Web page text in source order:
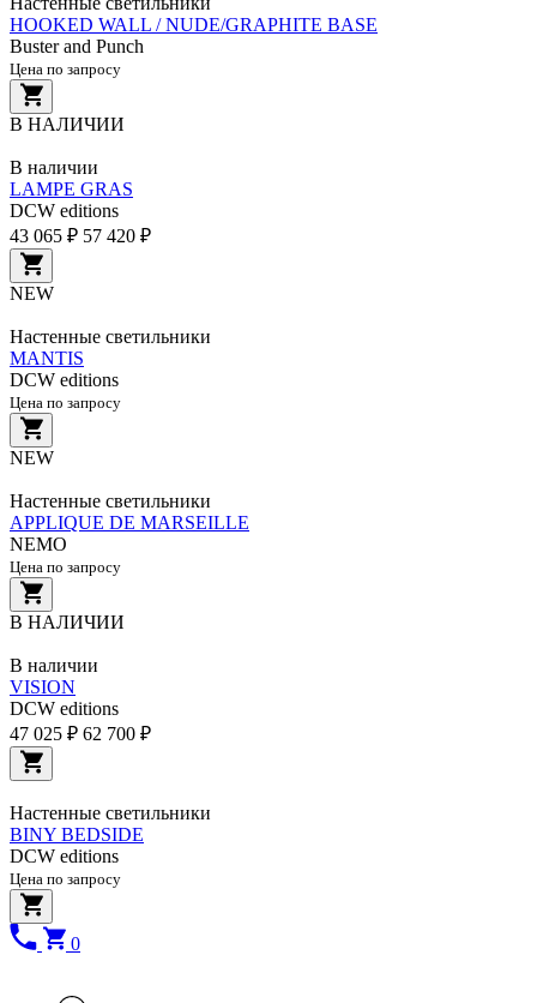
HOOKED WALL / NUDE/GRAPHITE BASE
Buster and Punch
Цена по запросу
В НАЛИЧИИ
В наличии
LAMPE GRAS
DCW editions
43 065 ₽ 57 420 ₽
NEW
Настенные светильники
MANTIS
DCW editions
Цена по запросу
NEW
Настенные светильники
APPLIQUE DE MARSEILLE
NEMO
Цена по запросу
В НАЛИЧИИ
В наличии
VISION
DCW editions
47 025 ₽ 62 700 ₽
Настенные светильники
BINY BEDSIDE
DCW editions
Цена по запросу
0